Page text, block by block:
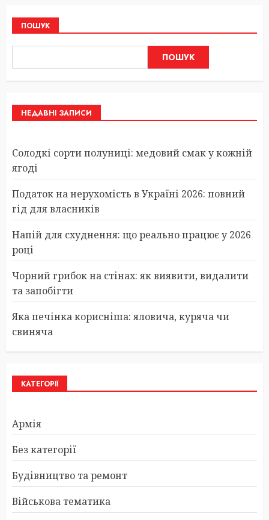
ПОШУК
ПОШУК
НЕДАВНІ ЗАПИСИ
Солодкі сорти полуниці: медовий смак у кожній
ягоді
Податок на нерухомість в Україні 2026: повний
гід для власників
Напій для схуднення: що реально працює у 2026
році
Чорний грибок на стінах: як виявити, видалити
та запобігти
Яка печінка корисніша: яловича, куряча чи
свиняча
КАТЕГОРІЇ
Армія
Без категорії
Будівництво та ремонт
Військова тематика